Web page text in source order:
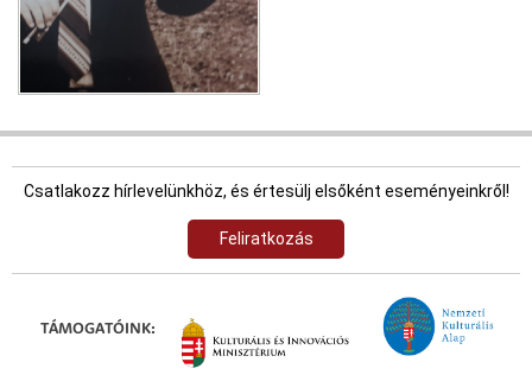
Csatlakozz hírlevelünkhöz, és értesülj elsőként eseményeinkről!
Feliratkozás
TÁMOGATÓINK: